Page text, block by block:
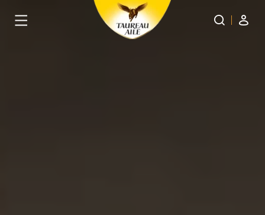
Panneau de gestion des cookies